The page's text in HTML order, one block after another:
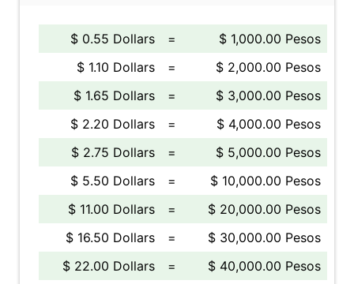
$ 0.55 Dollars =
$ 1,000.00 Pesos
$ 1.10 Dollars
=
$ 2,000.00 Pesos
$ 1.65 Dollars
=
$ 3,000.00 Pesos
$ 2.20 Dollars
=
$ 4,000.00 Pesos
$ 2.75 Dollars
=
$ 5,000.00 Pesos
$ 5.50 Dollars
=
$ 10,000.00 Pesos
$ 11.00 Dollars
=
$ 20,000.00 Pesos
$ 16.50 Dollars
=
$ 30,000.00 Pesos
$ 22.00 Dollars
= $ 40,000.00 Pesos